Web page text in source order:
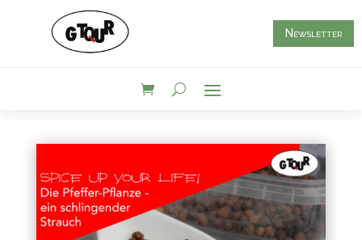
Newsletter